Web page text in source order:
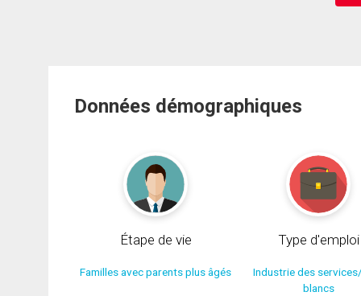
Données démographiques
Étape de vie
Familles avec parents plus âgés
Type d'emploi
Industrie des
blancs